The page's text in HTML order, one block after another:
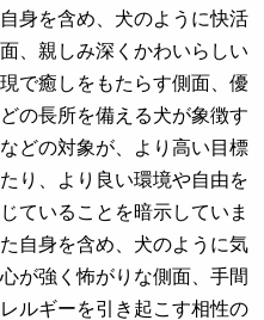
身を含め、犬のように快活
、親しみ深くかわいらしい
で癒しをもたらす側面、優
の長所を備える犬が象徴す
どの対象が、より高い目標
り、より良い環境や自由を
ていることを暗示していま
自身を含め、犬のように気
が強く怖がりな側面、手間
ルギーを引き起こす相性の